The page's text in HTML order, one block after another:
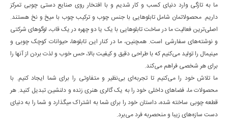
ما به تازگی وارد دنیای کسب و کار شدیم و با افتخار روی صنایع دستی چوبی تمرکز
داریم. محصولاتمان شامل تابلوهایی با جنس چوب و ترکیب چوب با میخ و نخ هستند.
اصلی‌ترین فعالیت ما در ساخت تابلوهایی با یک یا دو چهره در یک قاب، لوگوهای شرکتی
و نوشته‌های سفارشی است. همچنین، ما در کنار این تابلوها، حیوانات کوچک چوبی و
مینیمال را تولید می‌کنیم که با طراحی دقیق و کیفیت بالا، حس خوب و لذت بردن از آنها را
برای هر شخصی فراهم می‌کند.
ما تلاش خود را می‌کنیم تا تجربه‌ای بی‌نظیر و متفاوتی را برای شما ایجاد کنیم. با
محصولات ما، فضاهای داخلی خود را به یک گالری هنری زنده و دلنشین تبدیل کنید. هر
قطعه چوبی ساخته شده، داستان خود را برای شما به اشتراک میگذارد و شما را به دنیای
دست سازه‌های زیبا و منحصربه فرد می‌برد.